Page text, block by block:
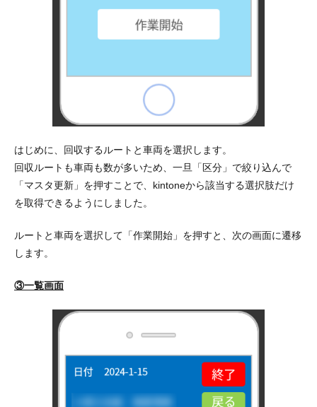
はじめに、回収するルートと車両を選択します。
回収ルートも車両も数が多いため、一旦「区分」で絞り込んで
「マスタ更新」を押すことで、kintoneから該当する選択肢だけ
を取得できるようにしました。
ルートと車両を選択して「作業開始」を押すと、次の画面に遷移
します。
③一覧画面